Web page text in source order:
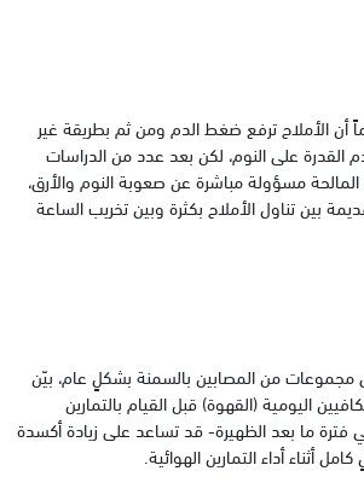
أن الأملاح ترفع ضغط الدم ومن ثم بطريقة غير
القدرة على النوم، لكن بعد عدد من الدراسات
مسؤولة مباشرة عن صعوبة النوم والأرق،
بين تناول الأملاح بكثرة وبين تخريب الساعة
من المصابين بالسمنة بشكلٍ عام، بيّن
اليومية (القهوة) قبل القيام بالتمارين
ما بعد الظهيرة- قد تساعد على زيادة أكسدة
أثناء أداء التمارين الهوائية.